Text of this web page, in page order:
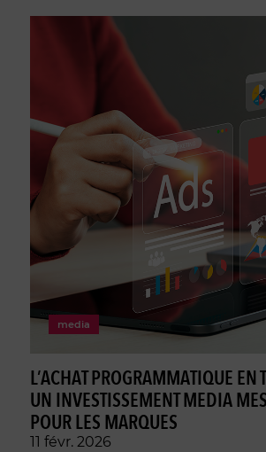
media
L’ACHAT PROGRAMMATIQUE EN
UN INVESTISSEMENT MEDIA
POUR LES MARQUES
11 févr. 2026